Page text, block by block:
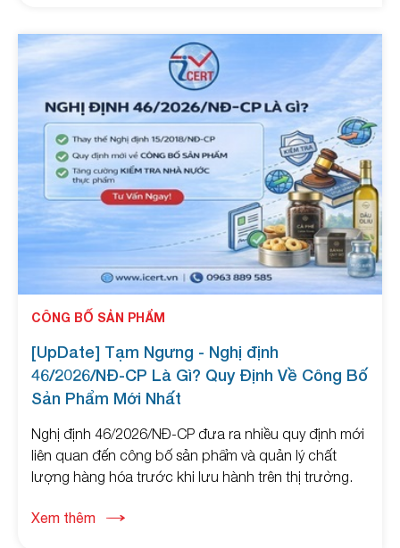
2026.
CÔNG BỐ SẢN PHẨM
[UpDate] Tạm Ngưng - Nghị định
46/2026/NĐ-CP Là Gì? Quy Định Về Công Bố
Sản Phẩm Mới Nhất
Nghị định 46/2026/NĐ-CP đưa ra nhiều quy định mới
liên quan đến công bố sản phẩm và quản lý chất
lượng hàng hóa trước khi lưu hành trên thị trường.
Xem thêm